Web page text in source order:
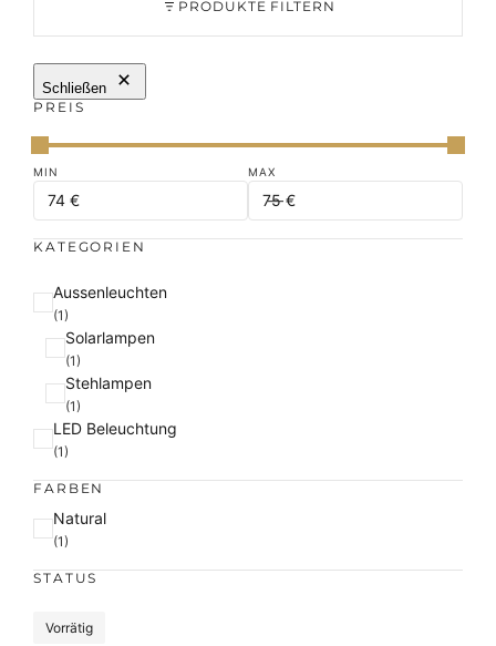
PRODUKTE FILTERN
Schließen
PREIS
KATEGORIEN
K
a
e
Aussenleuchten
(1)
Solarlampen
(1)
Stehlampen
(1)
LED Beleuchtung
(1)
FARBEN
F
a
r
Natural
(1)
STATUS
Vorrätig